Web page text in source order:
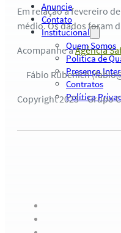
Anuncie
Contato
Institucional
Quem Somos
Política de
Presença
Contratos
Política
Em relação a fevereiro
médio. Os dados foram
Acompanhe aAgência
Fábio Rübenich
Copyright 2023 – Grupo